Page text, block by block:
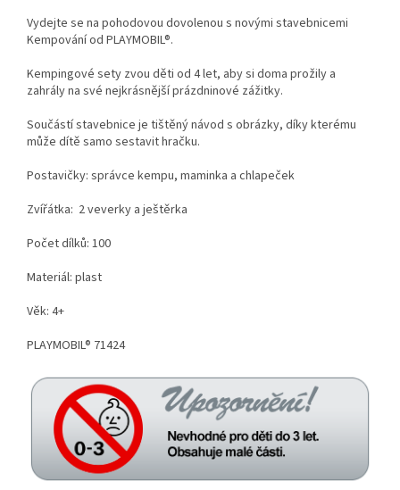
Vydejte se na pohodovou dovolenou s novými stavebnicemi
Kempování od PLAYMOBIL®.
Kempingové sety zvou děti od 4 let, aby si doma prožily a
zahrály na své nejkrásnější prázdninové zážitky.
Součástí stavebnice je tištěný návod s obrázky, díky kterému
může dítě samo sestavit hračku.
Postavičky: správce kempu, maminka a chlapeček
Zvířátka: 2 veverky a ještěrka
Počet dílků: 100
Materiál: plast
Věk: 4+
PLAYMOBIL® 71424